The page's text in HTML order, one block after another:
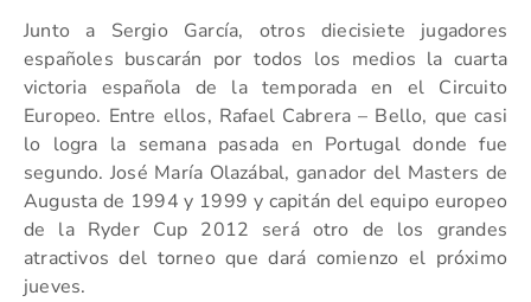
Junto a Sergio García, otros diecisiete jugadores
españoles buscarán por todos los medios la cuarta
victoria española de la temporada en el Circuito
Europeo. Entre ellos, Rafael Cabrera – Bello, que casi
lo logra la semana pasada en Portugal donde fue
segundo. José María Olazábal, ganador del Masters de
Augusta de 1994 y 1999 y capitán del equipo europeo
de la Ryder Cup 2012 será otro de los grandes
atractivos del torneo que dará comienzo el próximo
jueves.